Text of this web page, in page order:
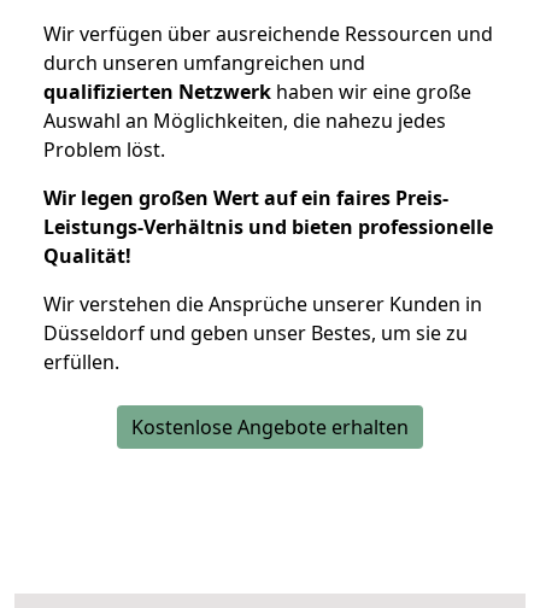
Wir verfügen über ausreichende Ressourcen und
durch unseren umfangreichen und
qualifizierten Netzwerk haben wir eine große
Auswahl an Möglichkeiten, die nahezu jedes
Problem löst.
Wir legen großen Wert auf ein faires Preis-
Leistungs-Verhältnis und bieten professionelle
Qualität!
Wir verstehen die Ansprüche unserer Kunden in
Düsseldorf und geben unser Bestes, um sie zu
erfüllen.
Kostenlose Angebote erhalten